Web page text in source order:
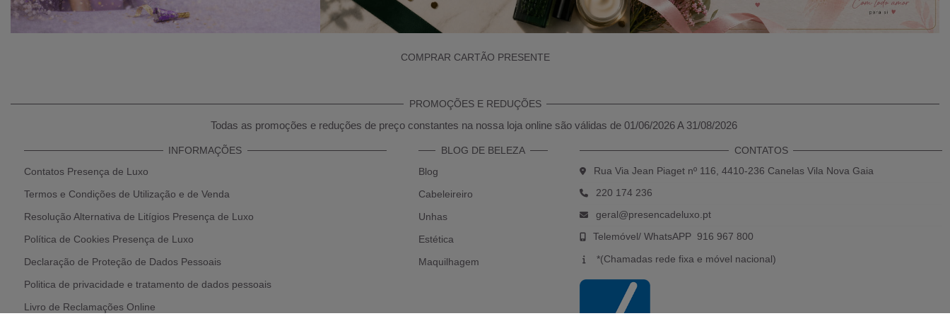
COMPRAR CARTÃO PRESENTE
PROMOÇÕES E REDUÇÕES
Todas as promoções e reduções de preço constantes na nossa loja online são válidas de 01/06/2026 A 31/08/2026
INFORMAÇÕES
Contatos Presença de Luxo
Termos e Condições de Utilização e de Venda
Resolução Alternativa de Litígios Presença de Luxo
Política de Cookies Presença de Luxo
Declaração de Proteção de Dados Pessoais
Politica de privacidade e tratamento de dados pessoais
Livro de Reclamações Online
BLOG DE BELEZA
Blog
Cabeleireiro
Unhas
Estética
Maquilhagem
CONTATOS
Rua Via Jean Piaget nº 116, 4410-236 Canelas Vila Nova Gaia
220 174 236
geral@presencadeluxo.pt
Telemóvel/ WhatsAPP 916 967 800
*(Chamadas rede fixa e móvel nacional)